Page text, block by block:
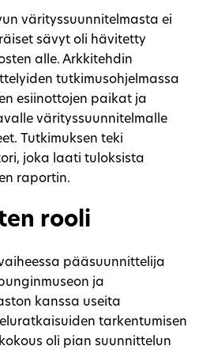
värityssuunnitelmasta ei
sävyt oli hävitetty
alle. Arkkitehdin
tutkimusohjelmassa
esiinottojen paikat ja
värityssuunnitelmalle
Tutkimuksen teki
joka laati tuloksista
raportin.
rooli
pääsuunnittelija
ja
kanssa useita
tarkentumisen
oli pian suunnittelun